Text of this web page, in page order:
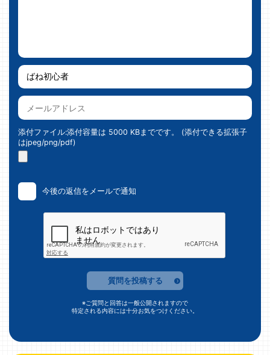
添付ファイル:添付容量は 5000 KBまでです。 (添付できる拡張子
はjpeg/png/pdf)
今後の返信をメールで通知
質問を投稿する
※ご質問と回答は一般公開されますので
特定される内容には十分お気をつけください。